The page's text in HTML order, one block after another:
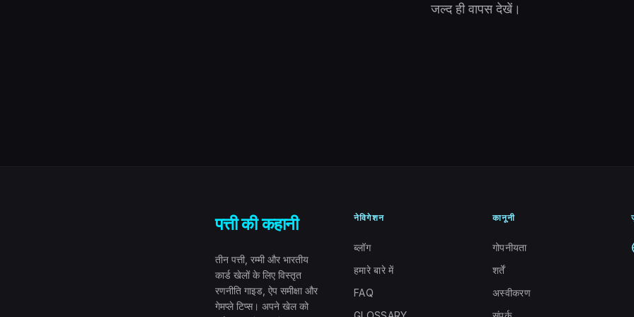
जल्द ही वापस देखें।
पत्ती की कहानी
तीन पत्ती, रम्मी और भारतीय
कार्ड खेलों के लिए विस्तृत
रणनीति गाइड, ऐप समीक्षा और
गेमप्ले टिप्स। अपने खेल को
नेविगेशन
ब्लॉग
हमारे बारे में
FAQ
कानूनी
गोपनीयता
शर्तें
अस्वीकरण